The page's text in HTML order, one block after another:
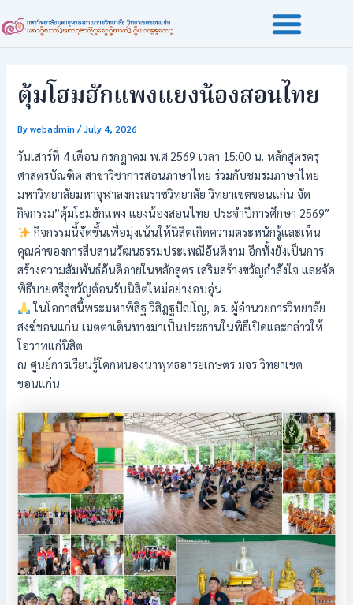
to
content
ตุ้มโฮมฮักแพงแยงน้องสอนไทย
Bywebadmin/July 4, 2026
วันเสาร์ที่ 4 เดือน กรกฎาคม พ.ศ.2569 เวลา 15:00 น. หลักสูตรครุ
ศาสตรบัณฑิต สาขาวิชาการสอนภาษาไทย ร่วมกับชมรมภาษาไทย
มหาวิทยาลัยมหาจุฬาลงกรณราชวิทยาลัย วิทยาเขตขอนแก่น จัด
กิจกรรม”ตุ้มโฮมฮักแพง แยงน้องสอนไทย ประจำปีการศึกษา 2569″
กิจกรรมนี้จัดขึ้นเพื่อมุ่งเน้นให้นิสิตเกิดความตระหนักรู้และเห็น
คุณค่าของการสืบสานวัฒนธรรมประเพณีอันดีงาม อีกทั้งยังเป็นการ
สร้างความสัมพันธ์อันดีภายในหลักสูตร เสริมสร้างขวัญกำลังใจ และจัด
พิธีบายศรีสู่ขวัญต้อนรับนิสิตใหม่อย่างอบอุ่น
ในโอกาสนี้พระมหาพิสิฐ วิสิฎฺฐปัญฺโญ, ดร. ผู้อำนวยการวิทยาลัย
สงฆ์ขอนแก่น เมตตาเดินทางมาเป็นประธานในพิธีเปิดและกล่าวให้
โอวาทแก่นิสิต
​ณ ศูนย์การเรียนรู้โคกหนองนาพุทธอารยเกษตร มจร วิทยาเขต
ขอนแก่น
navigation